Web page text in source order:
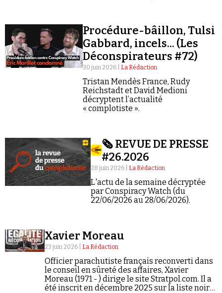
Procédure-bâillon, Tulsi
Gabbard, incels... (Les
Déconspirateurs #72)
30 juin 2026 | La Rédaction
Tristan Mendès France, Rudy
Reichstadt et David Medioni
décryptent l’actualité
« complotiste ».
🗞️ REVUE DE PRESSE
#26.2026
28 juin 2026 | La Rédaction
L'actu de la semaine décryptée
par Conspiracy Watch (du
22/06/2026 au 28/06/2026).
Xavier Moreau
23 juin 2026 | La Rédaction
Officier parachutiste français reconverti dans
le conseil en sûreté des affaires, Xavier
Moreau (1971 - ) dirige le site Stratpol.com. Il a
été inscrit en décembre 2025 sur la liste noire